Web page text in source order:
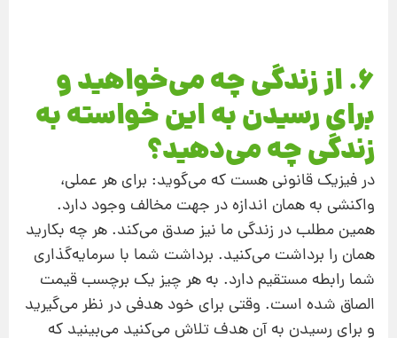
6. از زندگی چه می‌خواهید و
برای رسیدن به این خواسته به
زندگی چه می‌دهید؟
در فیزیک قانونی هست که می‌گوید: برای هر عملی،
واکنشی به همان اندازه در جهت مخالف وجود دارد.
همین مطلب در زندگی ما نیز صدق می‌کند. هر چه بکارید
همان را برداشت می‌کنید. برداشت شما با سرمایه‌گذاری
شما رابطه مستقیم دارد. به هر‌ چیز یک برچسب قیمت
الصاق شده است. وقتی برای خود هدفی در نظر می‌گیرید
و برای رسیدن به آن‌ هدف تلاش می‌کنید می‌بینید که